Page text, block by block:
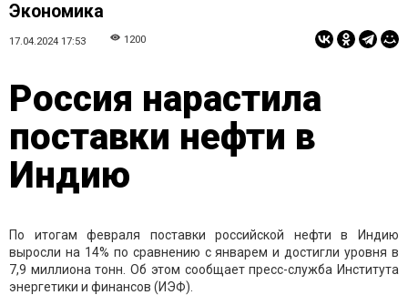
Экономика
17.04.2024 17:53 1200
Россия нарастила
поставки нефти в
Индию
По итогам февраля поставки российской нефти в Индию
выросли на 14% по сравнению с январем и достигли уровня в
7,9 миллиона тонн. Об этом сообщает пресс-служба Института
энергетики и финансов (ИЭФ).